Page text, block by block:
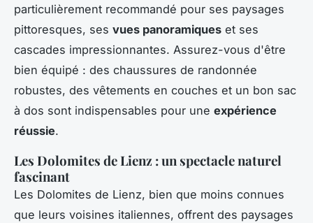
particulièrement recommandé pour ses paysages
pittoresques, ses vues panoramiques et ses
cascades impressionnantes. Assurez-vous d'être
bien équipé : des chaussures de randonnée
robustes, des vêtements en couches et un bon sac
à dos sont indispensables pour une expérience
réussie.
Les Dolomites de Lienz : un spectacle naturel
fascinant
Les Dolomites de Lienz, bien que moins connues
que leurs voisines italiennes, offrent des paysages